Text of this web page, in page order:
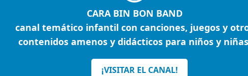
CARA BIN BON BAND
canal temático infantil con canciones, juegos y
contenidos amenos y didácticos para niños y
¡VISITAR EL CANAL!